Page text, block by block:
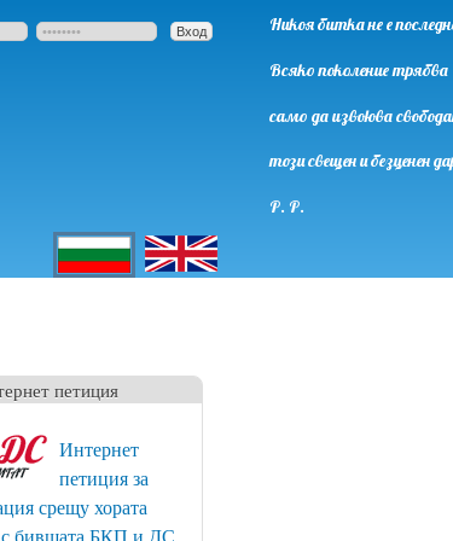
Български
Никоя битка не е
Всяко поколение трябва
само да извоюва
този свещен и безценен
Р. Р.
петиция
Интернет
петиция за
срещу хората